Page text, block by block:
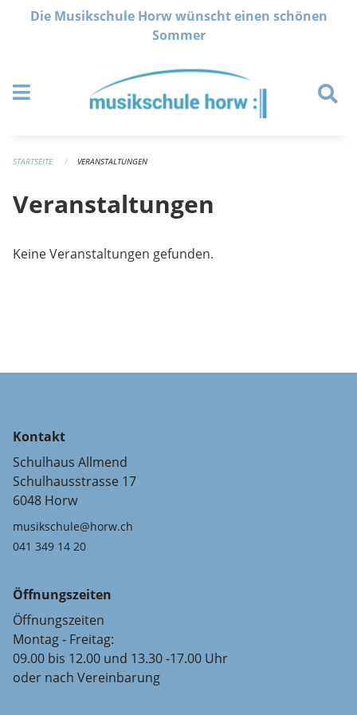
Navigation überspringen
Die Musikschule Horw wünscht einen schönen
Sommer
STARTSEITE VERANSTALTUNGEN
Veranstaltungen
Keine Veranstaltungen gefunden.
Kontakt
Schulhaus Allmend
Schulhausstrasse 17
6048 Horw
musikschule@horw.ch
041 349 14 20
Öffnungszeiten
Öffnungszeiten
Montag - Freitag:
09.00 bis 12.00 und 13.30 -17.00 Uhr
oder nach Vereinbarung